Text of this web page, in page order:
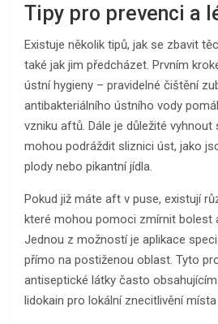
Tipy pro prevenci a
Existuje několik tipů, jak se zbavit
také jak jim předcházet. Prvním
ústní hygieny – pravidelné čištění
antibakteriálního ústního vody
vzniku aftů. Dále je důležité vyhnout
mohou podráždit sliznici úst, jako
plody nebo pikantní jídla.
Pokud již máte aft v puse, existují
které mohou pomoci zmírnit bolest
Jednou z možností je aplikace
přímo na postiženou oblast. Tyto
antiseptické látky často
lidokain pro lokální znecitlivění